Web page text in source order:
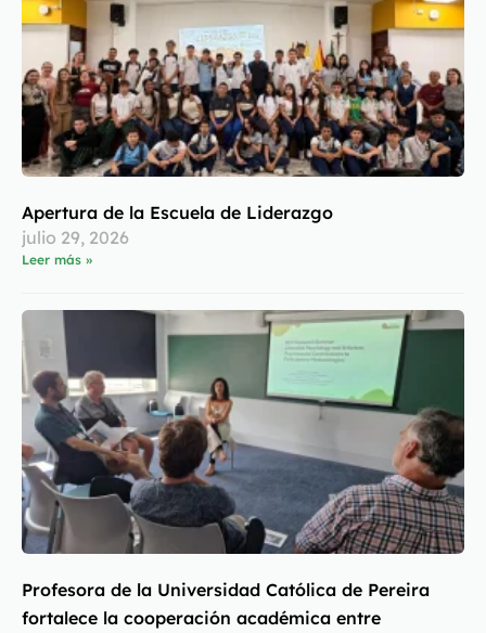
Apertura de la Escuela de Liderazgo
julio 29, 2026
Leer más »
Profesora de la Universidad Católica de Pereira
fortalece la cooperación académica entre